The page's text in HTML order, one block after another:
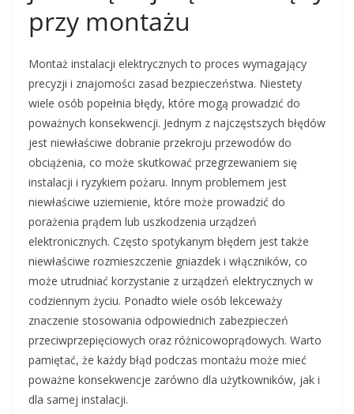
przy montażu
Montaż instalacji elektrycznych to proces wymagający
precyzji i znajomości zasad bezpieczeństwa. Niestety
wiele osób popełnia błędy, które mogą prowadzić do
poważnych konsekwencji. Jednym z najczęstszych błędów
jest niewłaściwe dobranie przekroju przewodów do
obciążenia, co może skutkować przegrzewaniem się
instalacji i ryzykiem pożaru. Innym problemem jest
niewłaściwe uziemienie, które może prowadzić do
porażenia prądem lub uszkodzenia urządzeń
elektronicznych. Często spotykanym błędem jest także
niewłaściwe rozmieszczenie gniazdek i włączników, co
może utrudniać korzystanie z urządzeń elektrycznych w
codziennym życiu. Ponadto wiele osób lekceważy
znaczenie stosowania odpowiednich zabezpieczeń
przeciwprzepięciowych oraz różnicowoprądowych. Warto
pamiętać, że każdy błąd podczas montażu może mieć
poważne konsekwencje zarówno dla użytkowników, jak i
dla samej instalacji.